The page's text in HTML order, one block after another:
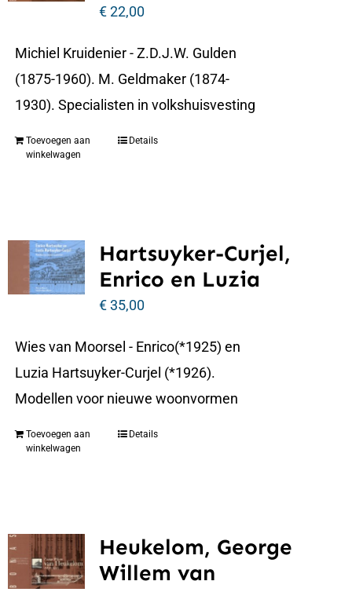
€22,00
Michiel Kruidenier - Z.D.J.W. Gulden
(1875-1960). M. Geldmaker (1874-
1930). Specialisten in volkshuisvesting
Toevoegen aan
winkelwagen
Details
Hartsuyker-Curjel,
Enrico en Luzia
€35,00
Wies van Moorsel - Enrico(*1925) en
Luzia Hartsuyker-Curjel (*1926).
Modellen voor nieuwe woonvormen
Toevoegen aan
winkelwagen
Details
Heukelom, George
Willem van